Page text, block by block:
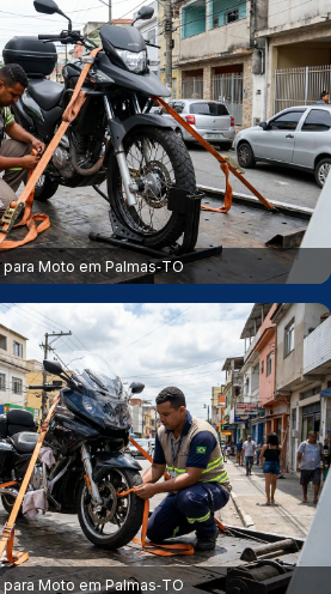
para Moto em Palmas‑TO
para Moto em Palmas‑TO